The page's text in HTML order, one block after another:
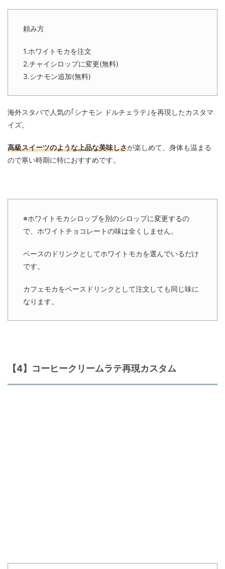
頼み方
1.ホワイトモカを注文
2.チャイシロップに変更(無料)
3.シナモン追加(無料)
海外スタバで人気の｢シナモン ドルチェラテ｣を再現したカスタマ
イズ。
高級スイーツのような上品な美味しさが楽しめて、身体も温まる
ので寒い時期に特におすすめです。
※ホワイトモカシロップを別のシロップに変更するの
で、ホワイトチョコレートの味は全くしません。
ベースのドリンクとしてホワイトモカを選んでいるだけ
です。
カフェモカをベースドリンクとして注文しても同じ味に
なります。
【4】コーヒークリームラテ再現カスタム